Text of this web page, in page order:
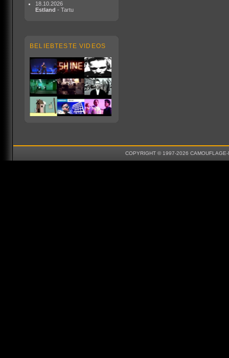
18.10.2026
Estland - Tartu
BELIEBTESTE VIDEOS
COPYRIGHT © 1997-2026 CAMOUFLAGE-